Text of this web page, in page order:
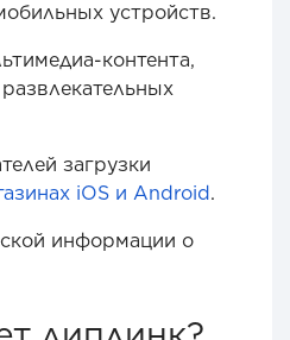
устройств.
контента,
загрузки
iOS и Android.
информации о